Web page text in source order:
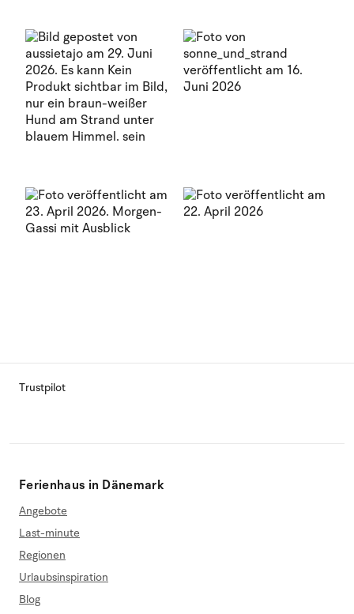
Trustpilot
Ferienhaus in Dänemark
Angebote
Last-minute
Regionen
Urlaubsinspiration
Blog